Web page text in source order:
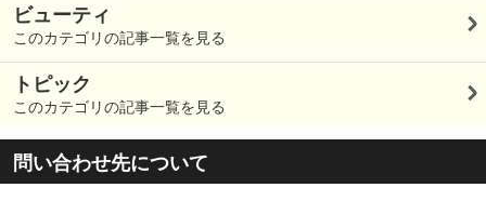
ビューティ
このカテゴリの記事一覧を見る
トピック
このカテゴリの記事一覧を見る
問い合わせ先について